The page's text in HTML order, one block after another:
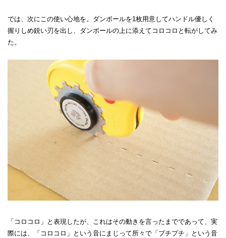
では、次にこの使い心地を。ダンボールを1枚用意してハンドル優しく
握りしめ鋭い刃を出し、ダンボールの上に添えてコロコロと転がしてみ
た。
「コロコロ」と表現したが、これはその動きを言ったまでであって、実
際には、「コロコロ」という音にまじって所々で「プチプチ」という音